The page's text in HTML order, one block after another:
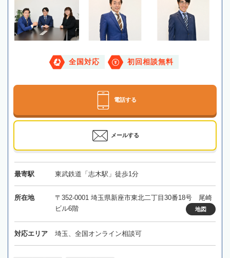
全国対応 初回相談無料
電話する
メールする
最寄駅 東武鉄道「志木駅」徒歩1分
所在地
〒352-0001 埼玉県新座市東北二丁目30番18号 尾崎
ビル6階
地図
対応エリア 埼玉、全国オンライン相談可